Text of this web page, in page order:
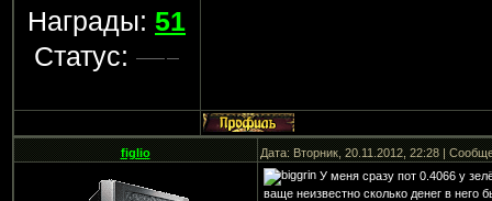
Награды: 51
Статус:
figlio Дата: Вторник, 20.11.2012, 22:28 |
У меня сразу пот 0.4066 у
ваще неизвестно сколько денег в него